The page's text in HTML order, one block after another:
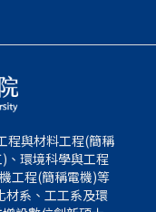
程與材料工程(簡稱
、環境科學與工程
工程(簡稱電機)等
材系、工工系及環